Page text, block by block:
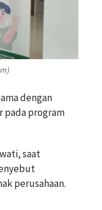
dengan
pada program
saat
perusahaan.